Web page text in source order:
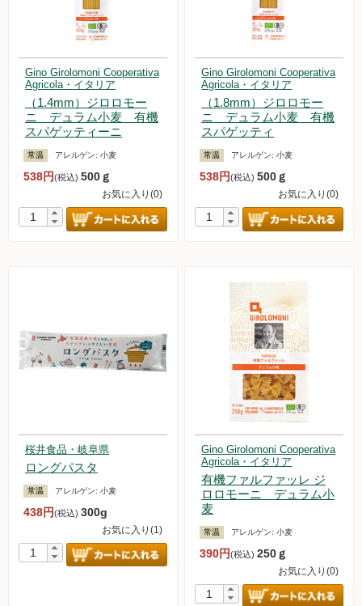
Gino Girolomoni Cooperativa
Agricola・イタリア
（1.4mm）ジロロモー
ニ デュラム小麦 有機
スパゲッティーニ
常温 アレルゲン: 小麦
538円(税込) 500ｇ
お気に入り(0)
Gino Girolomoni Cooperativa
Agricola・イタリア
（1.8mm）ジロロモー
ニ デュラム小麦 有機
スパゲッティ
常温 アレルゲン:小麦
538円(税込)500ｇ
お気に入り(0)
桜井食品・岐阜県
ロングパスタ
常温 アレルゲン: 小麦
438円(税込) 300g
お気に入り(1)
Gino Girolomoni Cooperativa
Agricola・イタリア
有機ファルファッレ ジ
ロロモーニ デュラム小
麦
常温 アレルゲン:小麦
390円(税込)250ｇ
お気に入り(0)